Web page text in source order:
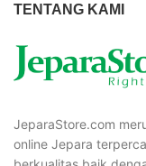
TENTANG KAMI
JeparaStore.com
online Jepara